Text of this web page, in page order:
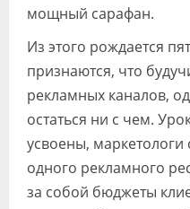
мощный сарафан.
Из этого рождается
признаются, что
рекламных каналов,
остаться ни с чем.
усвоены,
одного рекламного
за собой бюджеты